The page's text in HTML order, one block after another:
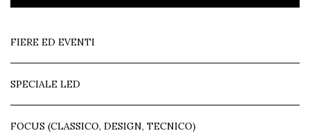
FIERE ED EVENTI
SPECIALE LED
FOCUS (CLASSICO, DESIGN, TECNICO)